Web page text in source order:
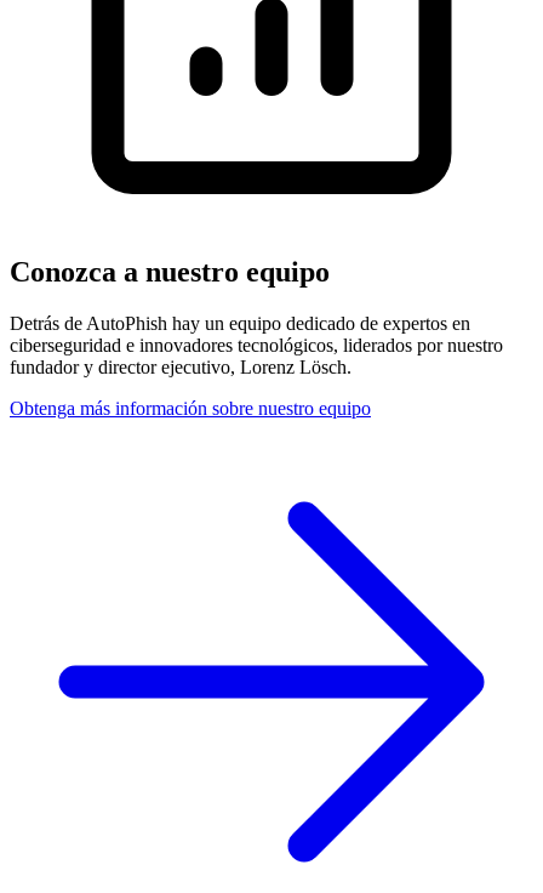
Conozca a nuestro equipo
Detrás de AutoPhish hay un equipo dedicado de expertos en
ciberseguridad e innovadores tecnológicos, liderados por nuestro
fundador y director ejecutivo, Lorenz Lösch.
Obtenga más información sobre nuestro equipo